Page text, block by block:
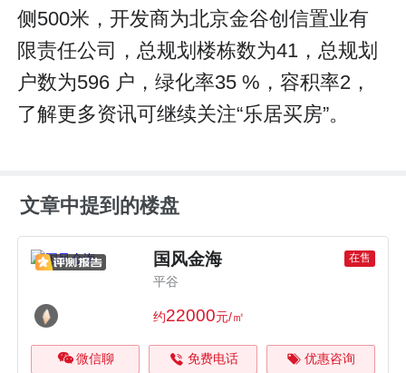
侧500米，开发商为北京金谷创信置业有
限责任公司，总规划楼栋数为41，总规划
户数为596 户，绿化率35 %，容积率2，
了解更多资讯可继续关注“乐居买房”。
文章中提到的楼盘
国风金海 在售
平谷
约22000元/㎡
微信聊 免费电话 优惠咨询